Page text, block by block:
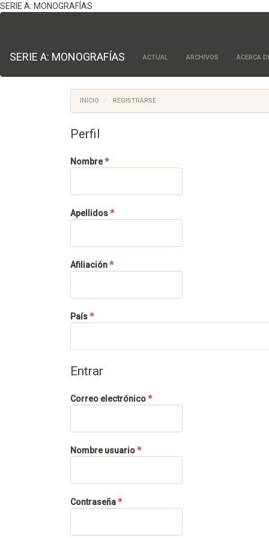
SERIE A: MONOGRAFÍAS
principal
lateral
SERIE A: MONOGRAFÍAS ACTUAL ARCHIVOS ACERCA
INICIO REGISTRARSE
Perfil
Nombre*Obligatorio
Apellidos*Obligatorio
Afiliación*Obligatorio
País*Obligatorio
Entrar
Correo electrónico*Obligatorio
Nombre usuario*Obligatorio
Contraseña*Obligatorio